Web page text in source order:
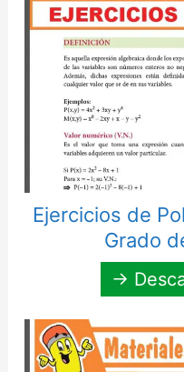
Ejercicios de
Grado
→